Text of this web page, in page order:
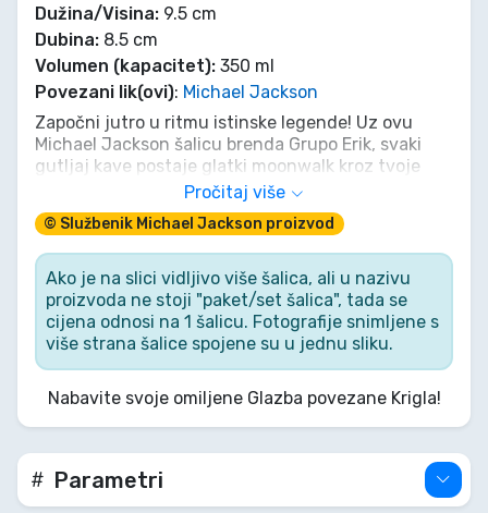
Dužina/Visina: 9.5 cm
Dubina: 8.5 cm
Volumen (kapacitet): 350 ml
Povezani lik(ovi): Michael Jackson
Započni jutro u ritmu istinske legende! Uz ovu
Michael Jackson šalicu brenda Grupo Erik, svaki
gutljaj kave postaje glatki moonwalk kroz tvoje
dnevne obveze. Elegantan crni dizajn sa zlatnom
siluetom i kultnim potpisom donosi prepoznatljivu
„Hee-Hee!” energiju već pri prvom buđenju. Bez
obzira treba li ti žestoki „Thriller” da te pokrene ili
samo crna kava u stilu „Smooth Criminala”, ova
šalica od 350 ml unijet će ritam u tvoj dan. Osjeti
vibru kralja popa i vladaj svojim jutrom!
Pročitaj više
© Službenik Michael Jackson proizvod
Ako je na slici vidljivo više šalica, ali u nazivu
proizvoda ne stoji "paket/set šalica", tada se
cijena odnosi na 1 šalicu. Fotografije snimljene s
više strana šalice spojene su u jednu sliku.
Nabavite svoje omiljene Glazba povezane Krigla!
Parametri